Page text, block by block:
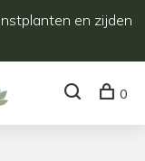
en zijden
0